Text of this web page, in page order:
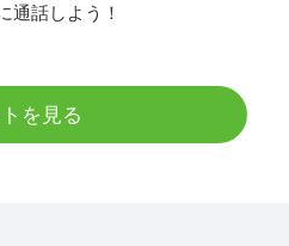
通話しよう！
を見る